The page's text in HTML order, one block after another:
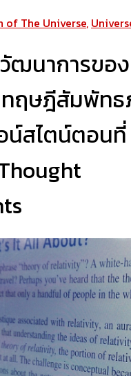
of The Universe,
ฒนาการของ
ทฤษฎีสัมพัท
น์สไตน์ตอนที่